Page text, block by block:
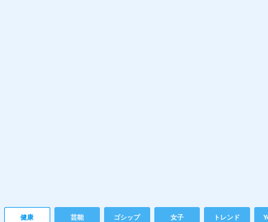
健康 芸能 ゴシップ 女子 トレンド